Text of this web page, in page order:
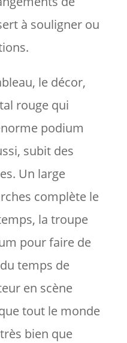
à souligner ou
le décor,
rouge qui
podium
subit des
Un large
complète le
la troupe
pour faire de
temps de
en scène
tout le monde
bien que